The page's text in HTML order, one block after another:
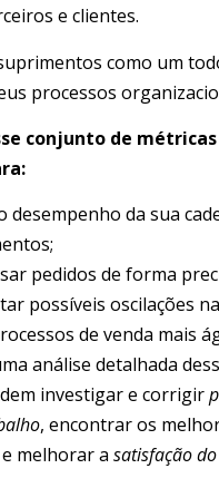
e clientes.
como um
processos
conjunto de
desempenho da sua
pedidos de forma
possíveis oscilações
de venda mais
análise detalhada
investigar e corrigir
, encontrar os
e melhorar a satisfação